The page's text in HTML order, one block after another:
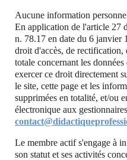
Aucune information
En application de l'article 27
n. 78.17 en date du 6 janvier
droit d'accès, de rectification,
totale concernant les
exercer ce droit directement
le site, cette page et les
supprimées en totalité, et/ou
électronique aux
Le membre actif s'engage à
son statut et ses activités